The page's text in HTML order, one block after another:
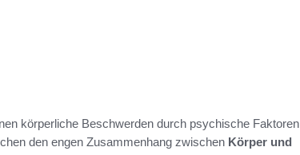
körperliche Beschwerden durch psychische Faktoren
den engen Zusammenhang zwischen Körper und